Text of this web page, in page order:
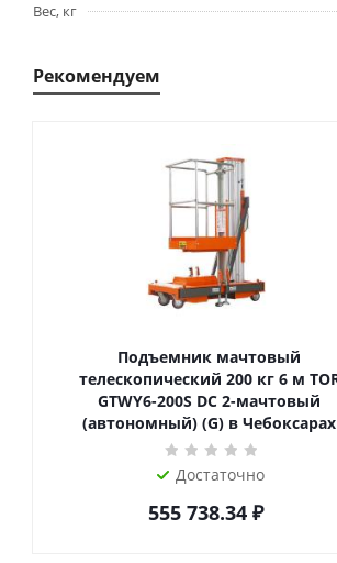
Вес, кг
Рекомендуем
Подъемник мачтовый
телескопический 200 кг 6 м TOR
GTWY6-200S DC 2-мачтовый
(автономный) (G) в Чебоксарах
Достаточно
555 738.34₽